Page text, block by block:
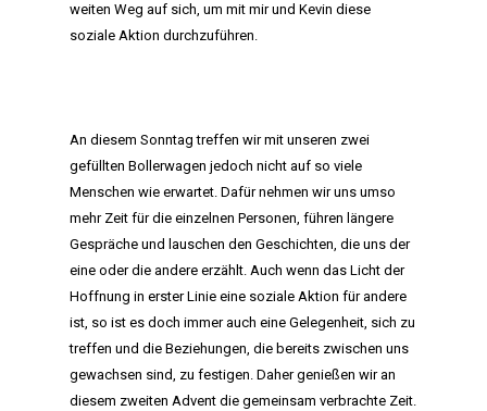
weiten Weg auf sich, um mit mir und Kevin diese
soziale Aktion durchzuführen.
An diesem Sonntag treffen wir mit unseren zwei
gefüllten Bollerwagen jedoch nicht auf so viele
Menschen wie erwartet. Dafür nehmen wir uns umso
mehr Zeit für die einzelnen Personen, führen längere
Gespräche und lauschen den Geschichten, die uns der
eine oder die andere erzählt. Auch wenn das Licht der
Hoffnung in erster Linie eine soziale Aktion für andere
ist, so ist es doch immer auch eine Gelegenheit, sich zu
treffen und die Beziehungen, die bereits zwischen uns
gewachsen sind, zu festigen. Daher genießen wir an
diesem zweiten Advent die gemeinsam verbrachte Zeit.